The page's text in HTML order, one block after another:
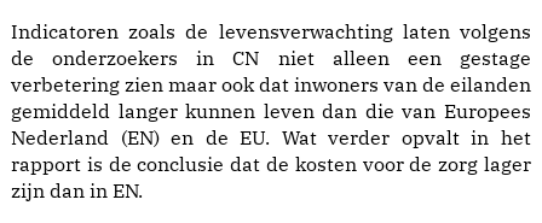
Indicatoren zoals de levensverwachting laten volgens
de onderzoekers in CN niet alleen een gestage
verbetering zien maar ook dat inwoners van de eilanden
gemiddeld langer kunnen leven dan die van Europees
Nederland (EN) en de EU. Wat verder opvalt in het
rapport is de conclusie dat de kosten voor de zorg lager
zijn dan in EN.